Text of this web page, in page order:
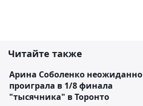
Читайте также
Арина Соболенко неожиданно
проиграла в 1/8 финала
"тысячника" в Торонто